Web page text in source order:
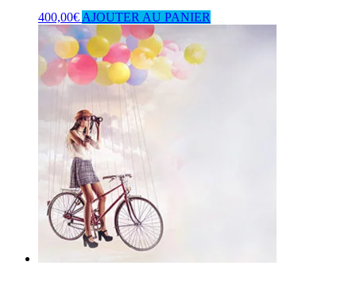
400,00€ AJOUTER AU PANIER